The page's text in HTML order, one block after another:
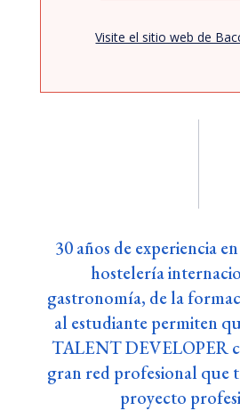
Visite el sitio web de
30 años de experiencia
hostelería
gastronomía, de la
al estudiante permiten
TALENT DEVELOPER
gran red profesional que
proyecto